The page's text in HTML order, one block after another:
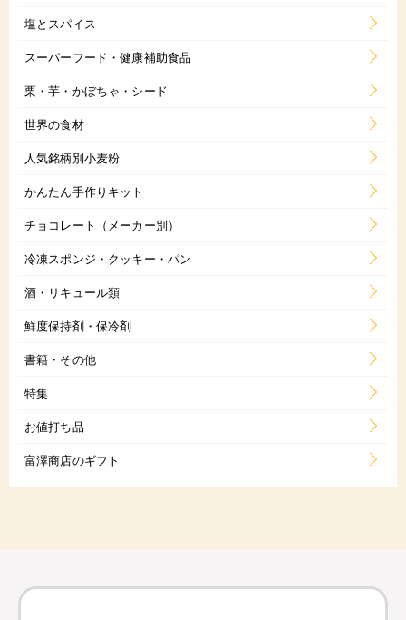
塩とスパイス
スーパーフード・健康補助食品
栗・芋・かぼちゃ・シード
世界の食材
人気銘柄別小麦粉
かんたん手作りキット
チョコレート（メーカー別）
冷凍スポンジ・クッキー・パン
酒・リキュール類
鮮度保持剤・保冷剤
書籍・その他
特集
お値打ち品
富澤商店のギフト